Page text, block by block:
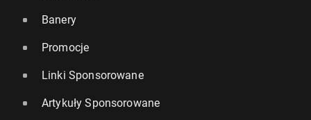
Banery
Promocje
Linki Sponsorowane
Artykuły Sponsorowane